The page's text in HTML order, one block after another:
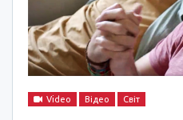
Video Відео Світ